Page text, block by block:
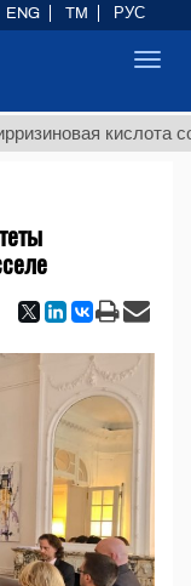
кислота
ENG TM РУС